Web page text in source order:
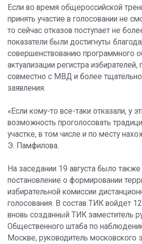
Если во время общероссийской
принять участие в голосовании не
то сейчас отказов поступает не
показатели были достигнуты
совершенствованию программного
актуализации регистра избирателей,
совместно с МВД и более
заявления.
«Если кому-то все-таки отказали, у
возможность проголосовать
участке, в том числе и по месту
Э. Памфилова.
На заседании 19 августа было также
постановление о формировании
избирательной комиссии
голосования. В состав ТИК войдет
вновь созданный ТИК заместитель
Общественного штаба по
Москве, руководитель московского